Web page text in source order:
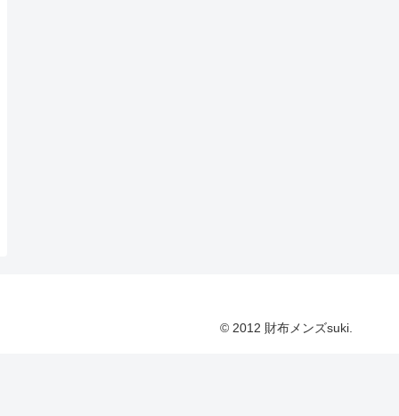
© 2012 財布メンズsuki.